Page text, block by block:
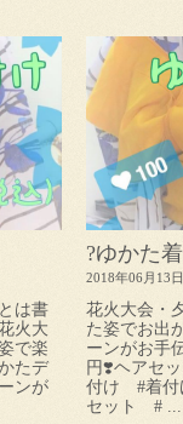
は書
火大
で楽
たデ
ンが
?ゆかた
2018年06月13日
花火大会・
た姿でお出
ーンがお手
円❣️ヘアセ
付け #着付
セット # ...